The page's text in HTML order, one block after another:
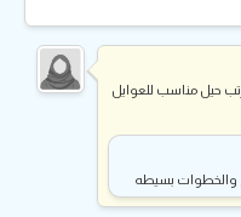
حيل مناسب للعوايل
والخطوات بسيطه